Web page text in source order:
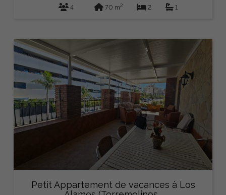
4 70 m2 2 1
Petit Appartement de vacances à Los